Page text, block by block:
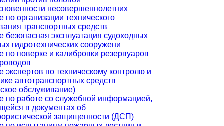
несовершеннолетних
по организации технического
транспортных средств
безопасная эксплуатация судоходных
гидротехнических сооружени
по поверке и калибровки резервуаров
экспертов по техническому контролю и
автотранспортных средств
обслуживание)
по работе со служебной информацией,
в документах об
защищенности (ДСП)